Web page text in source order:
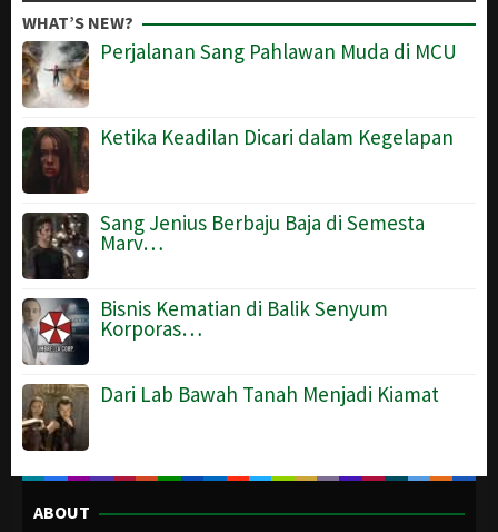
WHAT’S NEW?
Perjalanan Sang Pahlawan Muda di MCU
Ketika Keadilan Dicari dalam Kegelapan
Sang Jenius Berbaju Baja di Semesta
Marv…
Bisnis Kematian di Balik Senyum
Korporas…
Dari Lab Bawah Tanah Menjadi Kiamat
ABOUT